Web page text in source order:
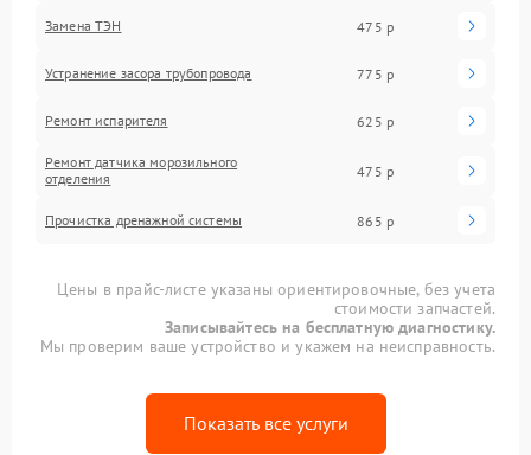
Замена ТЭН 475 р
Устранение засора трубопровода 775 р
Ремонт испарителя 625 р
Ремонт датчика морозильного
отделения
475 р
Прочистка дренажной системы 865 р
Цены в прайс-листе указаны ориентировочные, без учета
стоимости запчастей.
Записывайтесь на бесплатную диагностику.
Мы проверим ваше устройство и укажем на неисправность.
Показать все услуги